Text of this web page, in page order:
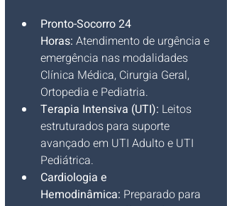
Pronto-Socorro 24
Horas: Atendimento de urgência e
emergência nas modalidades
Clínica Médica, Cirurgia Geral,
Ortopedia e Pediatria.
Terapia Intensiva (UTI): Leitos
estruturados para suporte
avançado em UTI Adulto e UTI
Pediátrica.
Cardiologia e
Hemodinâmica: Preparado para